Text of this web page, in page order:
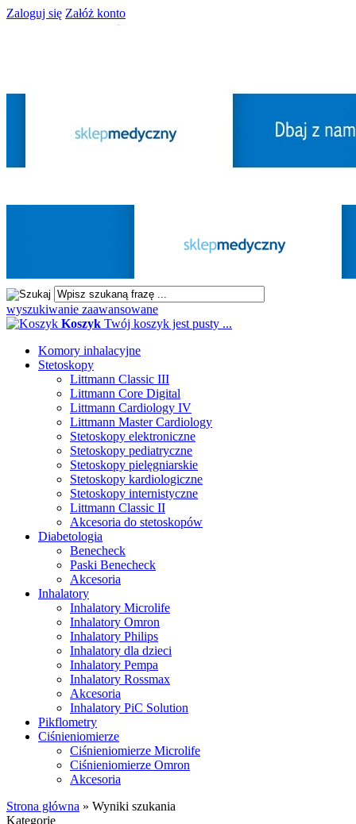
Zaloguj się Załóż konto
wyszukiwanie zaawansowane
Koszyk Twój koszyk jest pusty ...
Komory inhalacyjne
Stetoskopy
Littmann Classic III
Littmann Core Digital
Littmann Cardiology IV
Littmann Master Cardiology
Stetoskopy elektroniczne
Stetoskopy pediatryczne
Stetoskopy pielęgniarskie
Stetoskopy kardiologiczne
Stetoskopy internistyczne
Littmann Classic II
Akcesoria do stetoskopów
Diabetologia
Benecheck
Paski Benecheck
Akcesoria
Inhalatory
Inhalatory Microlife
Inhalatory Omron
Inhalatory Philips
Inhalatory dla dzieci
Inhalatory Pempa
Inhalatory Rossmax
Akcesoria
Inhalatory PiC Solution
Pikflometry
Ciśnieniomierze
Ciśnieniomierze Microlife
Ciśnieniomierze Omron
Akcesoria
Strona główna » Wyniki szukania
Kategorie